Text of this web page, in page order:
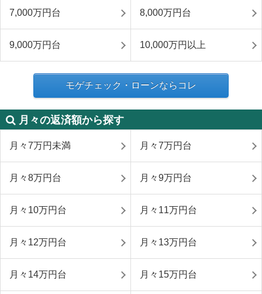
7,000万円台 8,000万円台
9,000万円台 10,000万円以上
モゲチェック・ローンならコレ
月々の返済額から探す
月々7万円未満 月々7万円台
月々8万円台 月々9万円台
月々10万円台 月々11万円台
月々12万円台 月々13万円台
月々14万円台 月々15万円台